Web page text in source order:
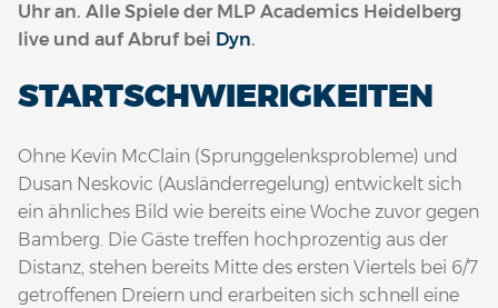
Uhr an. Alle Spiele der MLP Academics Heidelberg
live und auf Abruf bei Dyn.
STARTSCHWIERIGKEITEN
Ohne Kevin McClain (Sprunggelenksprobleme) und
Dusan Neskovic (Ausländerregelung) entwickelt sich
ein ähnliches Bild wie bereits eine Woche zuvor gegen
Bamberg. Die Gäste treffen hochprozentig aus der
Distanz, stehen bereits Mitte des ersten Viertels bei 6/7
getroffenen Dreiern und erarbeiten sich schnell eine